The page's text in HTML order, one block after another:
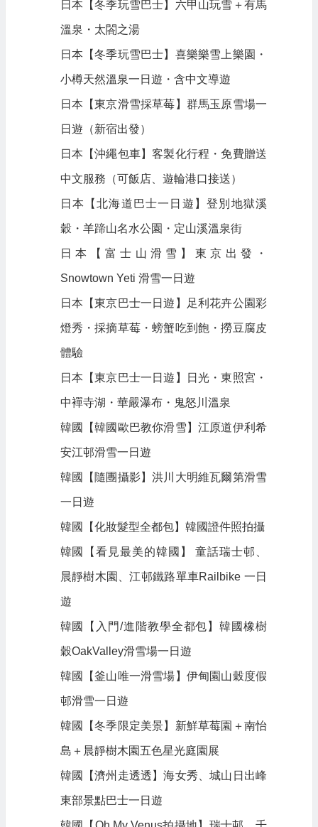
日本【冬季玩雪巴士】六甲山玩雪＋有馬
溫泉・太閤之湯
日本【冬季玩雪巴士】喜樂樂雪上樂園・
小樽天然溫泉一日遊・含中文導遊
日本【東京滑雪採草莓】群馬玉原雪場一
日遊（新宿出發）
日本【沖繩包車】客製化行程・免費贈送
中文服務（可飯店、遊輪港口接送）
日本【北海道巴士一日遊】登別地獄溪
穀・羊蹄山名水公園・定山溪溫泉街
日本【富士山滑雪】東京出發・
Snowtown Yeti 滑雪一日遊
日本【東京巴士一日遊】足利花卉公園彩
燈秀・採摘草莓・螃蟹吃到飽・撈豆腐皮
體驗
日本【東京巴士一日遊】日光・東照宮・
中襌寺湖・華嚴瀑布・鬼怒川溫泉
韓國【韓國歐巴教你滑雪】江原道伊利希
安江邨滑雪一日遊
韓國【隨團攝影】洪川大明維瓦爾第滑雪
一日遊
韓國【化妝髮型全都包】韓國證件照拍攝
韓國【看見最美的韓國】 童話瑞士邨、
晨靜樹木園、江邨鐵路單車Railbike 一日
遊
韓國【入門/進階教學全都包】韓國橡樹
穀OakValley滑雪場一日遊
韓國【釜山唯一滑雪場】伊甸園山穀度假
邨滑雪一日遊
韓國【冬季限定美景】新鮮草莓園＋南怡
島＋晨靜樹木園五色星光庭園展
韓國【濟州走透透】海女秀、城山日出峰
東部景點巴士一日遊